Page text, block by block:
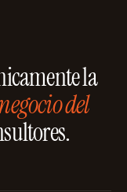
la
del